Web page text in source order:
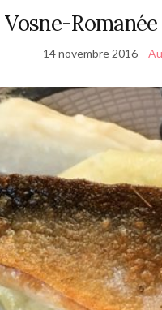
14 novembre 2016